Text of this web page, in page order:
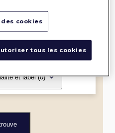
de
et label(0)
cookies
tous les cookies